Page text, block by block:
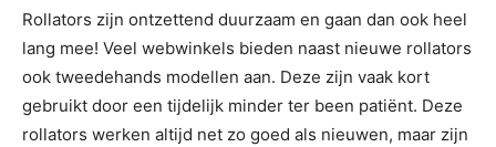
Rollators zijn ontzettend duurzaam en gaan dan ook heel
lang mee! Veel webwinkels bieden naast nieuwe rollators
ook tweedehands modellen aan. Deze zijn vaak kort
gebruikt door een tijdelijk minder ter been patiënt. Deze
rollators werken altijd net zo goed als nieuwen, maar zijn